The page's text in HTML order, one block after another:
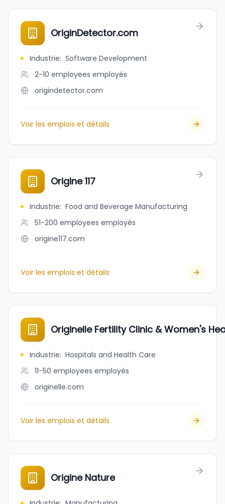
OriginDetector.com
Industrie: Software Development
2-10 employees employés
origindetector.com
Voir les emplois et détails
Origine 117
Industrie: Food and Beverage Manufacturing
51-200 employees employés
origine117.com
Voir les emplois et détails
Originelle Fertility Clinic & Women's
Industrie: Hospitals and Health Care
11-50 employees employés
originelle.com
Voir les emplois et détails
Origine Nature